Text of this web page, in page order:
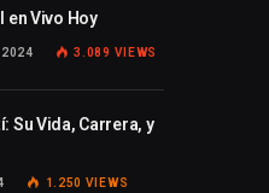
en Vivo Hoy
2024 3.089 VIEWS
Su Vida, Carrera, y
1.250 VIEWS